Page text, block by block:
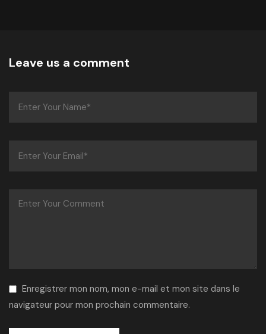
Leave us a comment
Enregistrer mon nom, mon e-mail et mon site dans le
navigateur pour mon prochain commentaire.